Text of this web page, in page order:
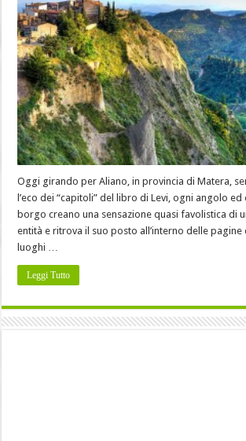
Oggi girando per Aliano, in provincia di Matera,
l’eco dei “capitoli” del libro di Levi, ogni angolo ed
borgo creano una sensazione quasi favolistica di
entità e ritrova il suo posto all’interno delle pagine
luoghi …
Leggi Tutto